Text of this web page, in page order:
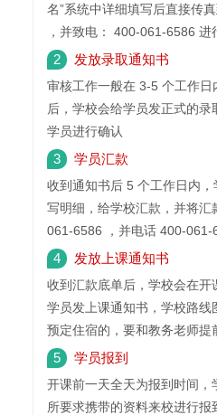
名”系统中详细填写后直接传
，并致电： 400-061-6586 进
2 发放录取通知书
审核工作一般在 3-5 个工作日
后，学校会给学员发正式的录
学员进行确认
3 学员汇款
收到通知书后 5 个工作日内
写明细，给学校汇款，并将汇
061-6586 ，并电话 400-061-
4 发放上课通知书
收到汇款底单后，学校会在开
学员发上课通知书，学校路线
预定住宿的，要和教务老师提
5 学员报到
开课前一天全天为报到时间，
所要求携带的资料来校进行报